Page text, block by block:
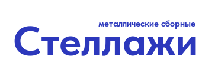
Стеллажи
металлические сборные
Стеллажи